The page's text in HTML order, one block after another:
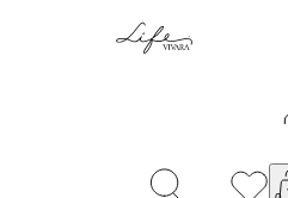
compra com o cupom